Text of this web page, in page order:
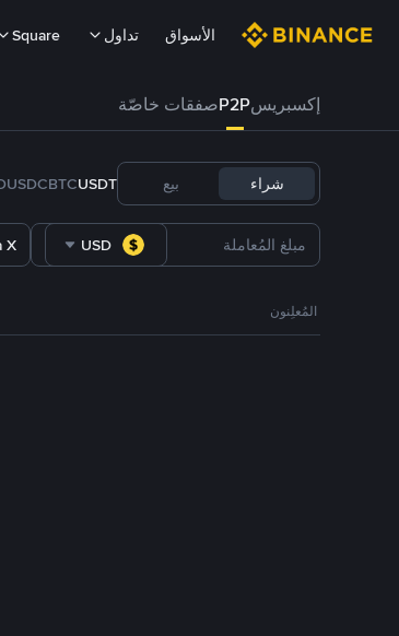
الأسواق تداول Square
إكسبريسP2Pصفقات خاصّة
شراء بيع USDT
BTC
USDC
USD
X
المُعلِنون